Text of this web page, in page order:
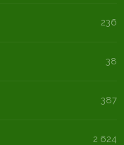
236
38
387
2 624